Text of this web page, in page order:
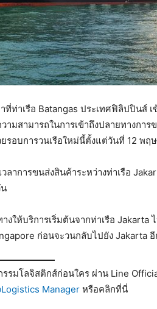
ที่ท่าเรือ Batangas ประเทศฟิลิปปินส์ เ
มสามารถในการเข้าถึงปลายทางการ
อบการวนเรือใหม่นี้ตั้งแต่วันที่ 12 พฤ
าการขนส่งสินค้าระหว่างท่าเรือ
ให้บริการเริ่มต้นจากท่าเรือ Jakarta
ก่อนจะวนกลับไปยัง Jakarta อี
รมโลจิสติกส์ก่อนใคร ผ่าน Line
Manager หรือคลิกที่นี่